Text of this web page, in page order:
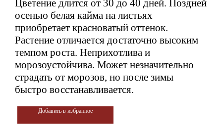
Цветение длится от 30 до 40 дней. Поздней
осенью белая кайма на листьях
приобретает красноватый оттенок.
Растение отличается достаточно высоким
темпом роста. Неприхотлива и
морозоустойчива. Может незначительно
страдать от морозов, но после зимы
быстро восстанавливается.
Добавить в избранное